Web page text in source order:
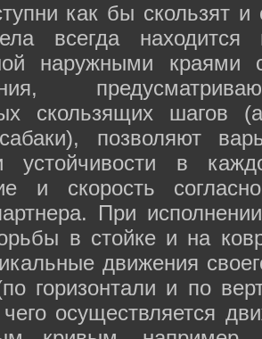
как бы скользят
всегда
наружными краями
скользящих шагов
позволяют
устойчивости в
и скорость
При
в стойке и на
движения
горизонтали и по
чего осуществляется